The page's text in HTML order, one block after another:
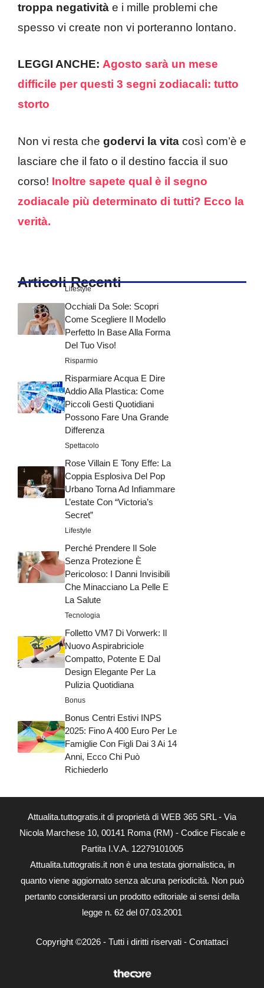
troppa negatività e i mille problemi che
spesso vi create non vi porteranno lontano.
LEGGI ANCHE: Agosto sarà un mese
difficile per questi 3 segni zodiacali: tutto
storto
Non vi resta che godervi la vita così com’è e
lasciare che il fato o il destino faccia il suo
corso! Inoltre sapete qual è il segno
zodiacale più determinato di tutti? Ecco la
verità.
Articoli Recenti
Lifestyle
Occhiali Da Sole: Scopri
Come Scegliere Il Modello
Perfetto In Base Alla Forma
Del Tuo Viso!
Risparmio
Risparmiare Acqua E Dire
Addio Alla Plastica: Come
Piccoli Gesti Quotidiani
Possono Fare Una Grande
Differenza
Spettacolo
Rose Villain E Tony Effe: La
Coppia Esplosiva Del Pop
Urbano Torna Ad Infiammare
L’estate Con “Victoria’s
Secret”
Lifestyle
Perché Prendere Il Sole
Senza Protezione È
Pericoloso: I Danni Invisibili
Che Minacciano La Pelle E
La Salute
Tecnologia
Folletto VM7 Di Vorwerk: Il
Nuovo Aspirabriciole
Compatto, Potente E Dal
Design Elegante Per La
Pulizia Quotidiana
Bonus
Bonus Centri Estivi INPS
2025: Fino A 400 Euro Per Le
Famiglie Con Figli Dai 3 Ai 14
Anni, Ecco Chi Può
Richiederlo
Attualita.tuttogratis.it di proprietà di WEB 365 SRL - Via
Nicola Marchese 10, 00141 Roma (RM) - Codice Fiscale e
Partita I.V.A. 12279101005
Attualita.tuttogratis.it non è una testata giornalistica, in
quanto viene aggiornato senza alcuna periodicità. Non può
pertanto considerarsi un prodotto editoriale ai sensi della
legge n. 62 del 07.03.2001
Copyright ©2026 - Tutti i diritti riservati - Contattaci